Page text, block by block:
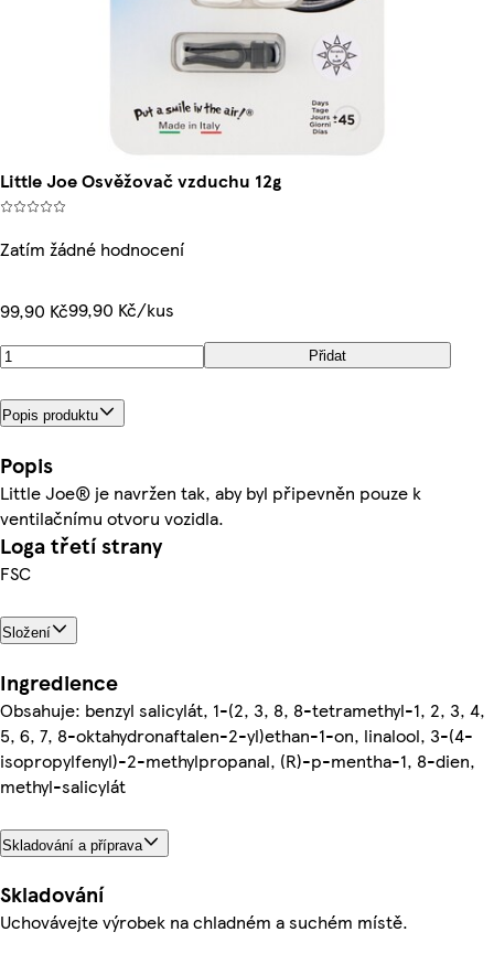
Little Joe Osvěžovač vzduchu 12g
Zatím žádné hodnocení
99,90 Kč99,90 Kč/kus
Přidat
Popis produktu
Popis
Little Joe® je navržen tak, aby byl připevněn pouze k
ventilačnímu otvoru vozidla.
Loga třetí strany
FSC
Složení
Ingredience
Obsahuje: benzyl salicylát, 1-(2, 3, 8, 8-tetramethyl-1, 2, 3, 4,
5, 6, 7, 8-oktahydronaftalen-2-yl)ethan-1-on, linalool, 3-(4-
isopropylfenyl)-2-methylpropanal, (R)-p-mentha-1, 8-dien,
methyl-salicylát
Skladování a příprava
Skladování
Uchovávejte výrobek na chladném a suchém místě.